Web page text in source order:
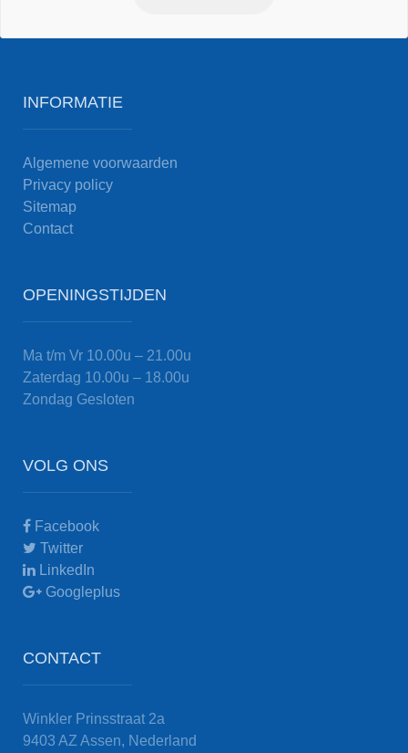
INFORMATIE
Algemene voorwaarden
Privacy policy
Sitemap
Contact
OPENINGSTIJDEN
Ma t/m Vr 10.00u – 21.00u
Zaterdag 10.00u – 18.00u
Zondag Gesloten
VOLG ONS
Facebook
Twitter
LinkedIn
Googleplus
CONTACT
Winkler Prinsstraat 2a
9403 AZ Assen, Nederland